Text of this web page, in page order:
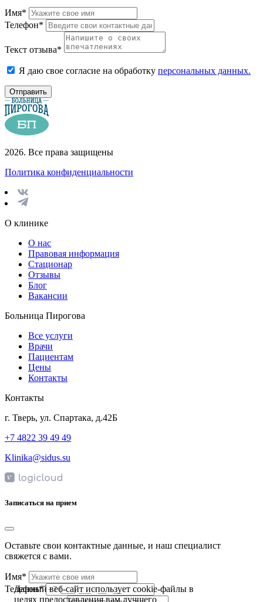
Имя*
Телефон*
Текст отзыва*
Я даю свое согласие на обработку персональных данных.
Отправить
2026. Все права защищены
Политика конфиденциальности
О клинике
О нас
Правовая информация
Стационар
Отзывы
Блог
Вакансии
Больница Пирогова
Все услуги
Врачи
Пациентам
Цены
Контакты
Контакты
г. Тверь, ул. Спартака, д.42Б
+7 4822 39 49 49
Klinika@sidus.su
Записаться на прием
Оставьте свои контактные данные, и наш специалист
свяжется с вами.
Имя*
Телефон*
Данный веб-сайт использует cookie-файлы в
целях предоставления вам лучшего